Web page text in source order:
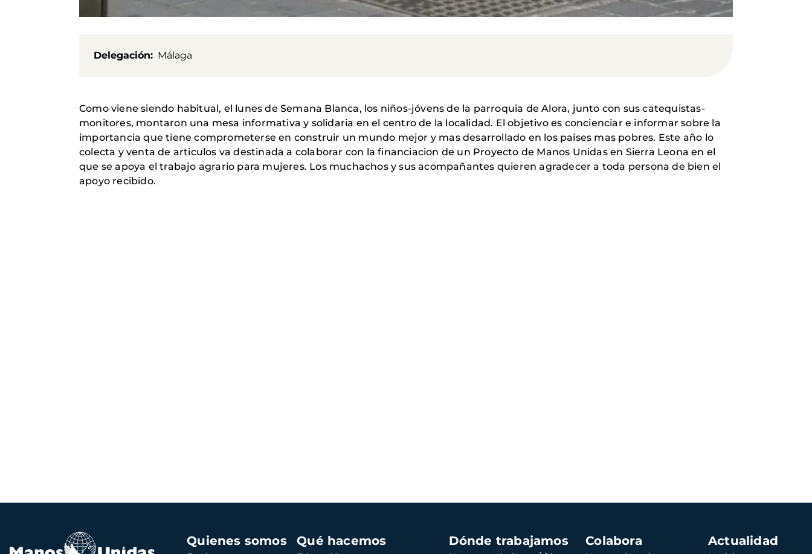
Delegación Málaga
Como viene siendo habitual, el lunes de Semana Blanca, los niños-jóvens de la parroquia de Alora, junto con sus catequistas-
monitores, montaron una mesa informativa y solidaria en el centro de la localidad. El objetivo es concienciar e informar sobre la
importancia que tiene comprometerse en construir un mundo mejor y mas desarrollado en los paises mas pobres. Este año lo
colecta y venta de articulos va destinada a colaborar con la financiacion de un Proyecto de Manos Unidas en Sierra Leona en el
que se apoya el trabajo agrario para mujeres. Los muchachos y sus acompañantes quieren agradecer a toda persona de bien el
apoyo recibido.
Navegación
principal
Quienes somos Qué hacemos Dónde trabajamos Colabora Actualidad